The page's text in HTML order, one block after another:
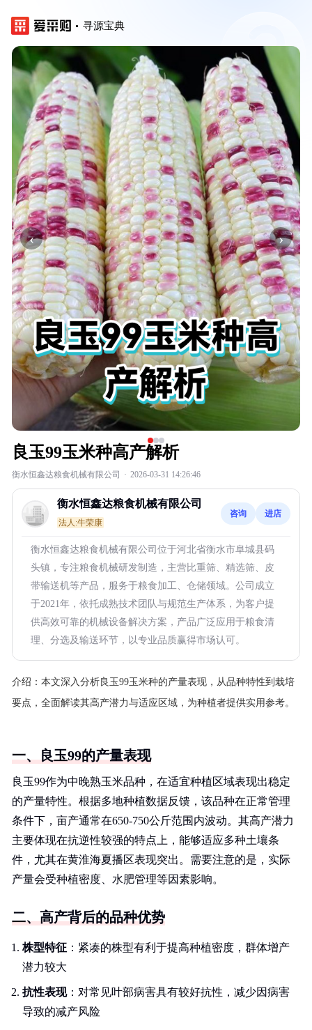
寻源宝典
‹ ›
良玉99玉米种高产解析
衡水恒鑫达粮食机械有限公司 · 2026-03-31 14:26:46
衡水恒鑫达粮食机械有限公司
法人:牛荣康
咨询 进店
衡水恒鑫达粮食机械有限公司位于河北省衡水市阜城县码
头镇，专注粮食机械研发制造，主营比重筛、精选筛、皮
带输送机等产品，服务于粮食加工、仓储领域。公司成立
于2021年，依托成熟技术团队与规范生产体系，为客户提
供高效可靠的机械设备解决方案，产品广泛应用于粮食清
理、分选及输送环节，以专业品质赢得市场认可。
介绍： 本文深入分析良玉99玉米种的产量表现，从品种特性到栽培
要点，全面解读其高产潜力与适应区域，为种植者提供实用参考。
一、良玉99的产量表现
良玉99作为中晚熟玉米品种，在适宜种植区域表现出稳定
的产量特性。根据多地种植数据反馈，该品种在正常管理
条件下，亩产通常在650-750公斤范围内波动。其高产潜力
主要体现在抗逆性较强的特点上，能够适应多种土壤条
件，尤其在黄淮海夏播区表现突出。需要注意的是，实际
产量会受种植密度、水肥管理等因素影响。
二、高产背后的品种优势
株型特征 ：紧凑的株型有利于提高种植密度，群体增产
潜力较大
抗性表现：对常见叶部病害具有较好抗性，减少因病害
导致的减产风险